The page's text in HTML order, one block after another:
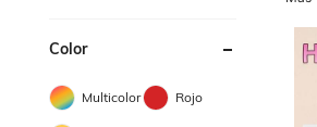
Color
Multicolor Rojo